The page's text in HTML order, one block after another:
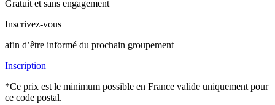
Gratuit et sans engagement
Inscrivez-vous
afin d’être informé du prochain groupement
Inscription
*Ce prix est le minimum possible en France valide uniquement pour
ce code postal.